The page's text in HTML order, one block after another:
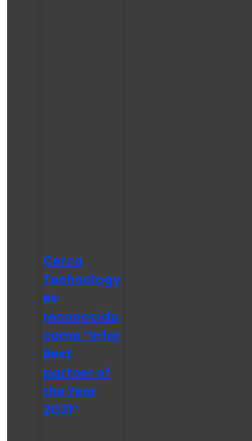
Cerca
Technology
es
reconocido
como “Infor
Best
partner of
the Year
2021″